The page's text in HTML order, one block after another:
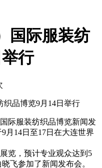
国际服装纺
行
织品博览9月14日举行
际服装纺织品博览新闻发
月14日至17日在大连世界
览，预计专业观众达到5
飞参加了新闻发布会。